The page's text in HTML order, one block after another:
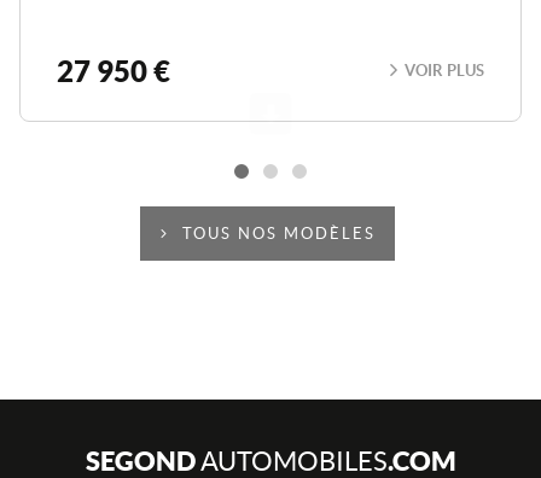
27 950 € VOIR PLUS
TOUS NOS MODÈLES
SEGONDAUTOMOBILES.COM